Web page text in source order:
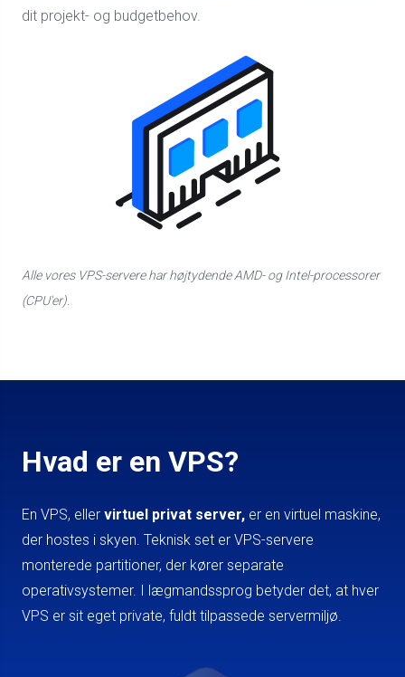
dit projekt- og budgetbehov.
Alle vores VPS-servere har højtydende AMD- og Intel-processorer
(CPU'er).
Hvad er en VPS?
En VPS, eller virtuel privat server, er en virtuel maskine,
der hostes i skyen. Teknisk set er VPS-servere
monterede partitioner, der kører separate
operativsystemer. I lægmandssprog betyder det, at hver
VPS er sit eget private, fuldt tilpassede servermiljø.